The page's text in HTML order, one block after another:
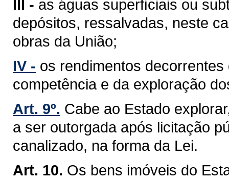
III - as águas superﬁciais ou
depósitos, ressalvadas, neste
obras da União;
IV - os rendimentos
competência e da exploração
Art. 9º. Cabe ao Estado
a ser outorgada após licitação
canalizado, na forma da Lei.
Art. 10. Os bens imóveis do